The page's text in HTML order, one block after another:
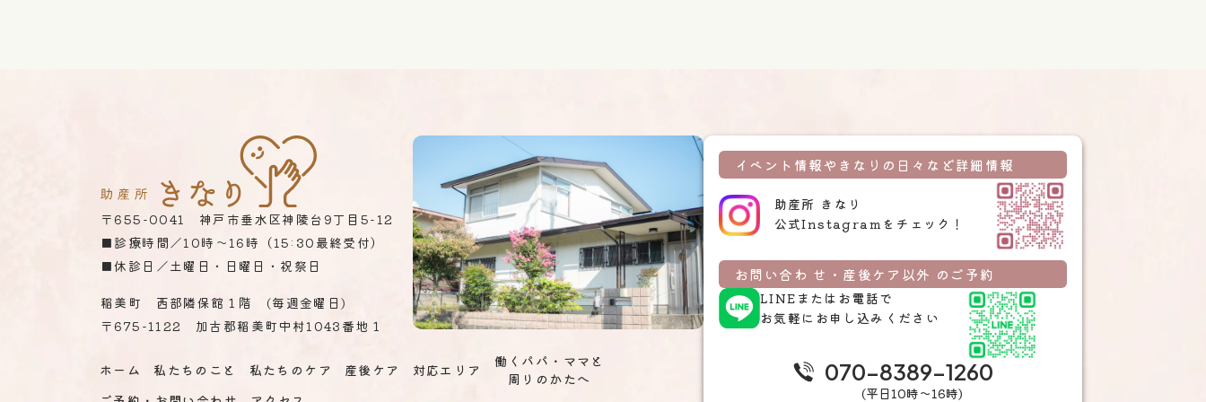
〒655-0041 神戸市垂水区神陵台9丁目5-12
■診療時間／10時～16時（15:30最終受付）
■休診日／土曜日・日曜日・祝祭日
稲美町 西部隣保館１階 (毎週金曜日)
〒675 -1122 加古郡稲美町中村1043番地１
ホーム 私たちのこと 私たちのケア 産後ケア 対応エリア
働くパパ・ママと
周りのかたへ
イベント情報やきなりの日々など詳細情報
助産所 きなり
公式Instagramをチェック！
お問い合わ せ・産後ケア以外 のご予約
LINEまたはお電話で
お気軽にお申し込みください
070-8389-1260
(平日10時〜16時)